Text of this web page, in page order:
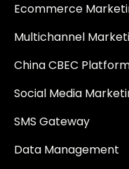
Ecommerce
Multichannel
China CBEC
Social Media
SMS Gateway
Data Management